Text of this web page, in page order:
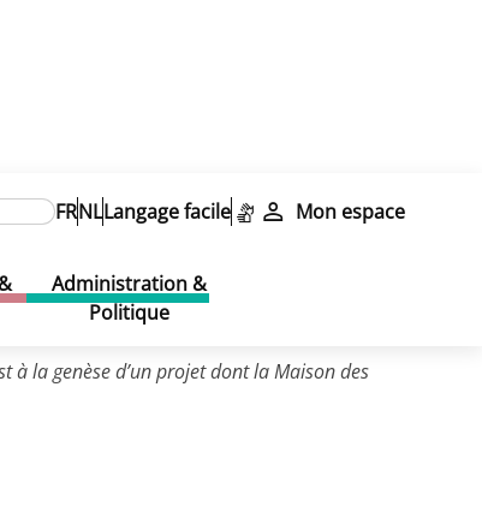
FRNLLangage facile Mon espace
Administration &
Politique
à la genèse d’un projet dont la Maison des